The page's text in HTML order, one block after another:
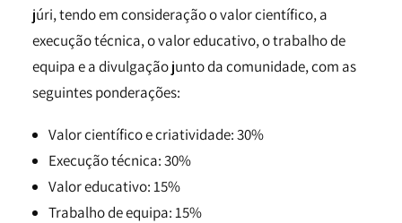
júri, tendo em consideração o valor científico, a
execução técnica, o valor educativo, o trabalho de
equipa e a divulgação junto da comunidade, com as
seguintes ponderações:
Valor científico e criatividade: 30%
Execução técnica: 30%
Valor educativo: 15%
Trabalho de equipa: 15%